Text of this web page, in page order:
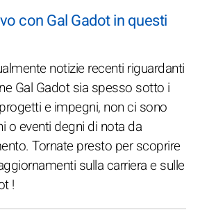
con Gal Gadot in questi
notizie recenti riguardanti
Gal Gadot sia spesso sotto i
e impegni, non ci sono
o eventi degni di nota da
Tornate presto per scoprire
sulla carriera e sulle
!